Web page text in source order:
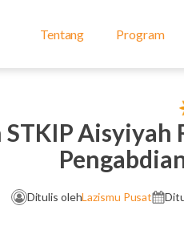
Tentang Program
STKIP
Ditulis olehLazismu Pusat